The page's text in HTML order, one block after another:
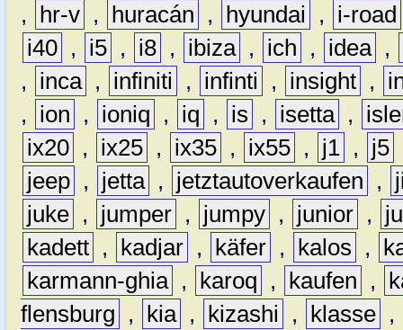
,
hr-v , huracán , hyundai ,
i-road
i40 , i5 , i8 , ibiza , ich , idea ,
,
inca , infiniti , infinti , insight ,
,
ion , ioniq , iq , is , isetta ,
ix20 , ix25 , ix35 , ix55 , j1 , j5
jeep , jetta , jetztautoverkaufen ,
juke , jumper , jumpy , junior ,
kadett , kadjar , käfer , kalos ,
karmann-ghia , karoq , kaufen ,
flensburg
, kia , kizashi , klasse ,